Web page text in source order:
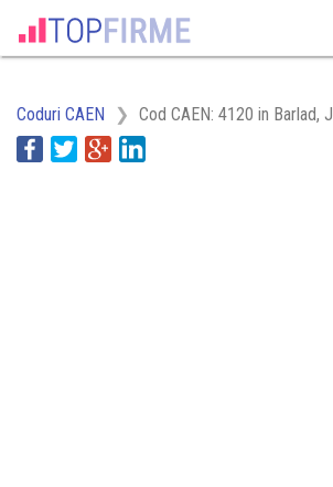
Coduri CAEN Cod CAEN: 4120 in Barlad,